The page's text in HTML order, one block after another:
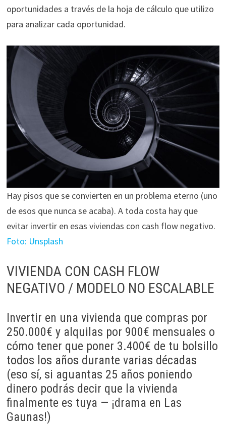
oportunidades a través de la hoja de cálculo que utilizo
para analizar cada oportunidad.
Hay pisos que se convierten en un problema eterno (uno
de esos que nunca se acaba). A toda costa hay que
evitar invertir en esas viviendas con cash flow negativo.
Foto: Unsplash
VIVIENDA CON CASH FLOW
NEGATIVO / MODELO NO ESCALABLE
Invertir en una vivienda que compras por
250.000€ y alquilas por 900€ mensuales o
cómo tener que poner 3.400€ de tu bolsillo
todos los años durante varias décadas
(eso sí, si aguantas 25 años poniendo
dinero podrás decir que la vivienda
finalmente es tuya — ¡drama en Las
Gaunas!)